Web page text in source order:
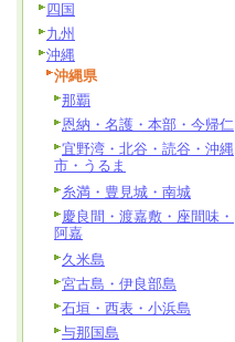
四国
九州
沖縄
沖縄県
那覇
恩納・名護・本部・今帰仁
宜野湾・北谷・読谷・沖縄
市・うるま
糸満・豊見城・南城
慶良間・渡嘉敷・座間味・
阿嘉
久米島
宮古島・伊良部島
石垣・西表・小浜島
与那国島